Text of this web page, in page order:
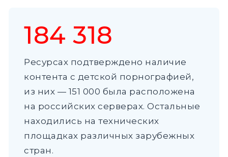
184 318
Ресурсах подтверждено наличие
контента с детской порнографией,
из них — 151 000 была расположена
на российских серверах. Остальные
находились на технических
площадках различных зарубежных
стран.